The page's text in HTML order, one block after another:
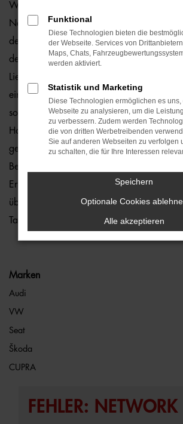
Wie wäre es, wenn Sie schon bald in
Neuwagen durch Rostock fahren? Zu
denn wir von der Auto-Familie Ostermaier
den Einstieg durch 1a Rabatte. Hinzu
Lieferung unserer Audi A7 Neuwagen
einen anderen Ort in der Umgebung
somit lange Wege ersparen. Kaufen Sie
Hause aus und profitieren Sie von unserem
gehört in vollem Umfang auch die
Bereich laufen wir zur Höchstform auf und
Erfahrung vieler Jahrzehnte in der
üben wir unseren Beruf mit Leidenschaft
Tag.
Marken
Audi
VW
Seat
Škoda
CUPRA
FEHLER: NETWORK
Funktional
Diese Technologien bieten die
der Webseite. Services von
Maps, Chats,
werden aktiviert.
Statistik und Marketing
Diese Technologien ermöglichen es
Webseite zu analysieren, um die
zu verbessern. Zudem werden
die von dritten Werbetreibenden
Sie auf anderen Webseiten zu verfolgen
zu schalten, die für Ihre Interessen
Speichern
Optionale Cookies
Alle akzeptieren